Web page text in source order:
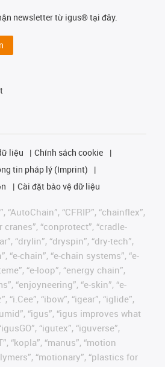
newsletter từ igus® tại đây.
liệu
Chính sách cookie
tin pháp lý (Imprint)
Cài đặt bảo vệ dữ liệu
“AutoChain”, “CFRIP”, “chainflex”,
cranes”, “conprotect”, “cradle-
“drylin”, “dryspin”, “dry-tech”,
“e-chain”, “e-chain systems”, “e-
“e-loop”, “energy chain”,
“enjoyneering”, “e-skin”, “e-
“i.Cee”, “ibow”, “igear”, “iglide”,
“igus”, “igus improves what
“igutex”, “iguverse”,
“kopla”, “manus”, “motion
“motionary”, “plastics for